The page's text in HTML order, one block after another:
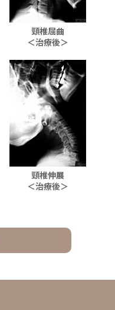
頸椎屈曲
＜治療後＞
頸椎伸展
＜治療後＞